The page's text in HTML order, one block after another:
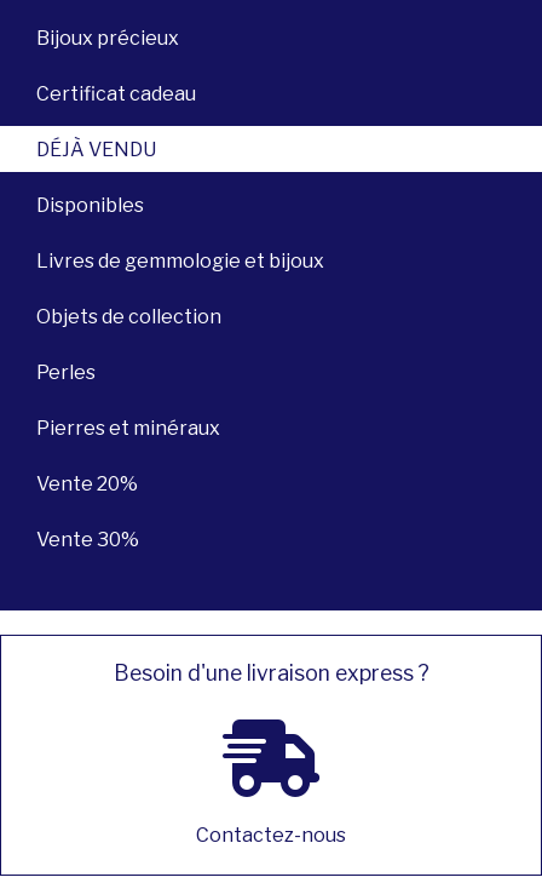
Bijoux précieux
Certificat cadeau
DÉJÀ VENDU
Disponibles
Livres de gemmologie et bijoux
Objets de collection
Perles
Pierres et minéraux
Vente 20%
Vente 30%
Besoin d'une livraison express ?
Contactez-nous